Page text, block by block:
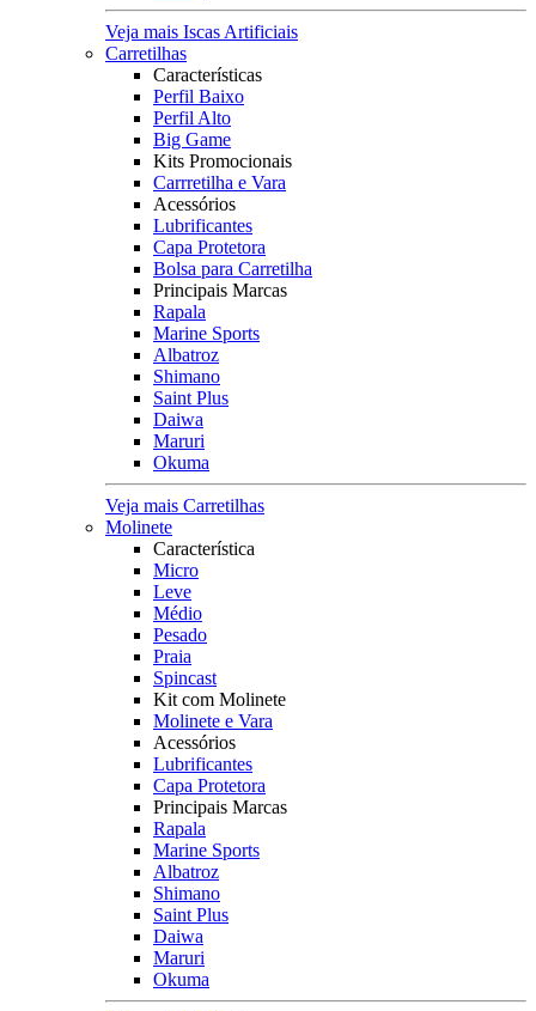
Veja mais Iscas Artificiais
Carretilhas
Características
Perfil Baixo
Perfil Alto
Big Game
Kits Promocionais
Carrretilha e Vara
Acessórios
Lubrificantes
Capa Protetora
Bolsa para Carretilha
Principais Marcas
Rapala
Marine Sports
Albatroz
Shimano
Saint Plus
Daiwa
Maruri
Okuma
Veja mais Carretilhas
Molinete
Característica
Micro
Leve
Médio
Pesado
Praia
Spincast
Kit com Molinete
Molinete e Vara
Acessórios
Lubrificantes
Capa Protetora
Principais Marcas
Rapala
Marine Sports
Albatroz
Shimano
Saint Plus
Daiwa
Maruri
Okuma